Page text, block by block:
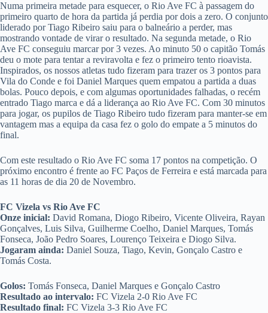
Numa primeira metade para esquecer, o Rio Ave FC à passagem do
primeiro quarto de hora da partida já perdia por dois a zero. O conjunto
liderado por Tiago Ribeiro saiu para o balneário a perder, mas
mostrando vontade de virar o resultado. Na segunda metade, o Rio
Ave FC conseguiu marcar por 3 vezes. Ao minuto 50 o capitão Tomás
deu o mote para tentar a reviravolta e fez o primeiro tento rioavista.
Inspirados, os nossos atletas tudo fizeram para trazer os 3 pontos para
Vila do Conde e foi Daniel Marques quem empatou a partida a duas
bolas. Pouco depois, e com algumas oportunidades falhadas, o recém
entrado Tiago marca e dá a liderança ao Rio Ave FC. Com 30 minutos
para jogar, os pupilos de Tiago Ribeiro tudo fizeram para manter-se em
vantagem mas a equipa da casa fez o golo do empate a 5 minutos do
final.
Com este resultado o Rio Ave FC soma 17 pontos na competição. O
próximo encontro é frente ao FC Paços de Ferreira e está marcada para
as 11 horas de dia 20 de Novembro.
FC Vizela vs Rio Ave FC
Onze inicial: David Romana, Diogo Ribeiro, Vicente Oliveira, Rayan
Gonçalves, Luis Silva, Guilherme Coelho, Daniel Marques, Tomás
Fonseca, João Pedro Soares, Lourenço Teixeira e Diogo Silva.
Jogaram ainda: Daniel Souza, Tiago, Kevin, Gonçalo Castro e
Tomás Costa.
Golos: Tomás Fonseca, Daniel Marques e Gonçalo Castro
Resultado ao intervalo: FC Vizela 2-0 Rio Ave FC
Resultado final: FC Vizela 3-3 Rio Ave FC